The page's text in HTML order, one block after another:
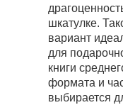
шкатулке.
вариант
для
книги
формата и
выбирается